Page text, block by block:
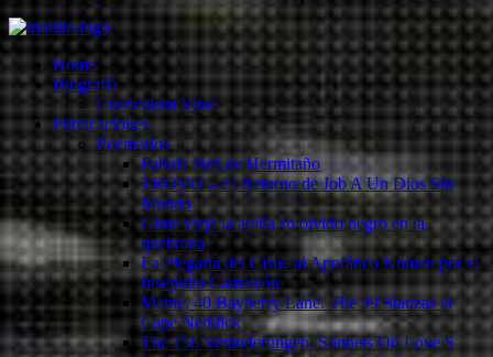
Home
Biografía
Curriculum Vitae​
Publicaciones
Poemarios
Fabula Hez de Hermitaño
TROVO – El Retorno de Job A Un Dios Sin
Mundo
Gime vieja la araña su olvido negro en la
quebrada
La Plegaria del Cisne al Apofático Numen por el
Insepulto Camaleón
Maine, 40 Bayberry Lane. The 99 Stanzas at
Cape Neddick
The 156 Veränderungen. Sonnets On Love S